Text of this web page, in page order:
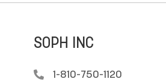
SOPH INC
 1-810-750-1120